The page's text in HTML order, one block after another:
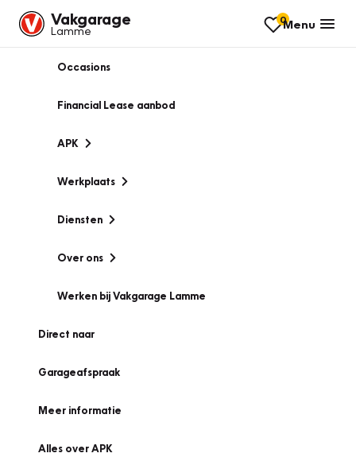
Vakgarage
Lamme
0Menu
Occasions
Financial Lease aanbod
APK
Werkplaats
Diensten
Over ons
Werken bij Vakgarage Lamme
Direct naar
Garageafspraak
Meer informatie
Alles over APK